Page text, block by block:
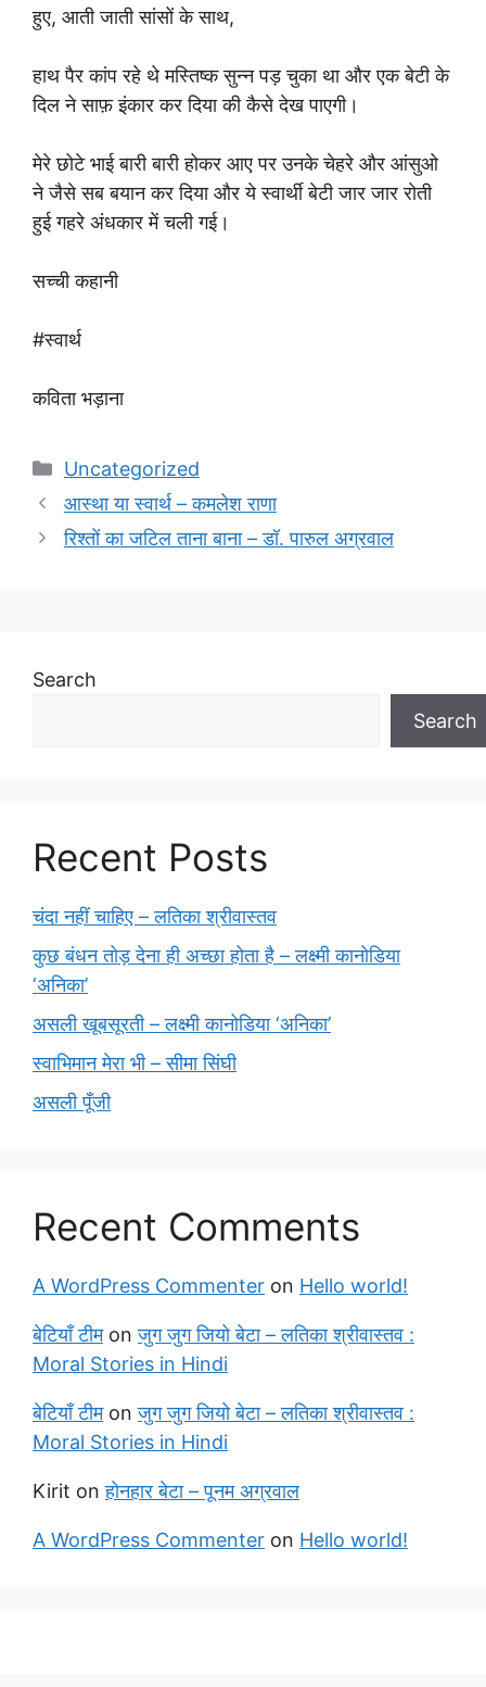
हुए, आती जाती सांसों के साथ,
हाथ पैर कांप रहे थे मस्तिष्क सुन्न पड़ चुका था और एक बेटी के
दिल ने साफ़ इंकार कर दिया की कैसे देख पाएगी।
मेरे छोटे भाई बारी बारी होकर आए पर उनके चेहरे और आंसुओ
ने जैसे सब बयान कर दिया और ये स्वार्थी बेटी जार जार रोती
हुई गहरे अंधकार में चली गई।
सच्ची कहानी
#स्वार्थ
कविता भड़ाना
Categories
Uncategorized
आस्था या स्वार्थ – कमलेश राणा
रिश्तों का जटिल ताना बाना – डॉ. पारुल अग्रवाल
Search
Search
Recent Posts
चंदा नहीं चाहिए – लतिका श्रीवास्तव
कुछ बंधन तोड़ देना ही अच्छा होता है – लक्ष्मी कानोडिया
‘अनिका’
असली खूबसूरती – लक्ष्मी कानोडिया ‘अनिका’
स्वाभिमान मेरा भी – सीमा सिंघी
असली पूँजी
Recent Comments
A WordPress Commenter on Hello world!
बेटियाँ टीमonजुग जुग जियो बेटा – लतिका श्रीवास्तव :
Moral Stories in Hindi
बेटियाँ टीमonजुग जुग जियो बेटा – लतिका श्रीवास्तव :
Moral Stories in Hindi
Kirit onहोनहार बेटा – पूनम अग्रवाल
A WordPress Commenter on Hello world!